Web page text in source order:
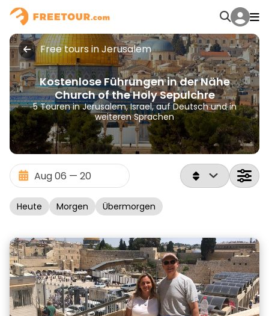
Free tours in Jerusalem
Kostenlose Führungen in der Nähe
Church of the Holy Sepulchre
5 Touren in Jerusalem, Israel, auf Deutsch und in
weiteren Sprachen
Heute Morgen Übermorgen